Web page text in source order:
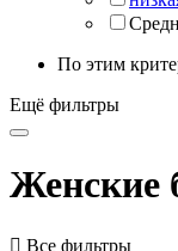
По этим
Ещё фильтры
Женские
 Все фильтры